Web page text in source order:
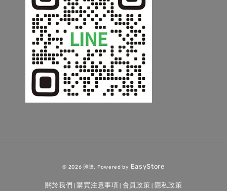
© 2026 興隆. Powered by EasyStore
關於我們 |購買注意事項 會員政策 隱私政策